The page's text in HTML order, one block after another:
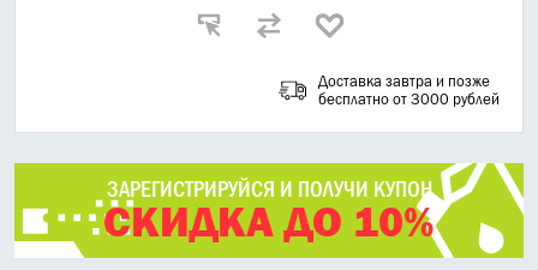
Доставка завтра и позже
бесплатно от 3000 рублей
ЗАРЕГИСТРИРУЙСЯ И ПОЛУЧИ КУПОН
СКИДКА ДО 10%